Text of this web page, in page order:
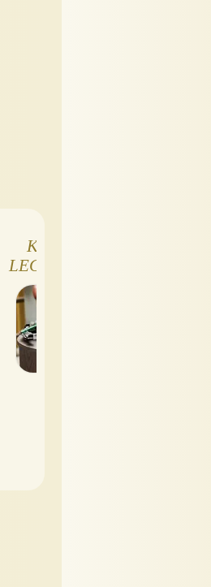
Конструктор
LEGO 42240 Aston
Martin Aramco